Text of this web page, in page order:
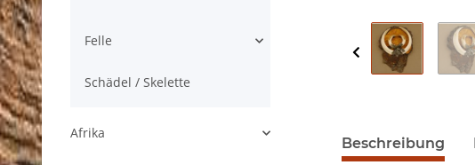
Beschreibung
Felle
Schädel / Skelette
Afrika